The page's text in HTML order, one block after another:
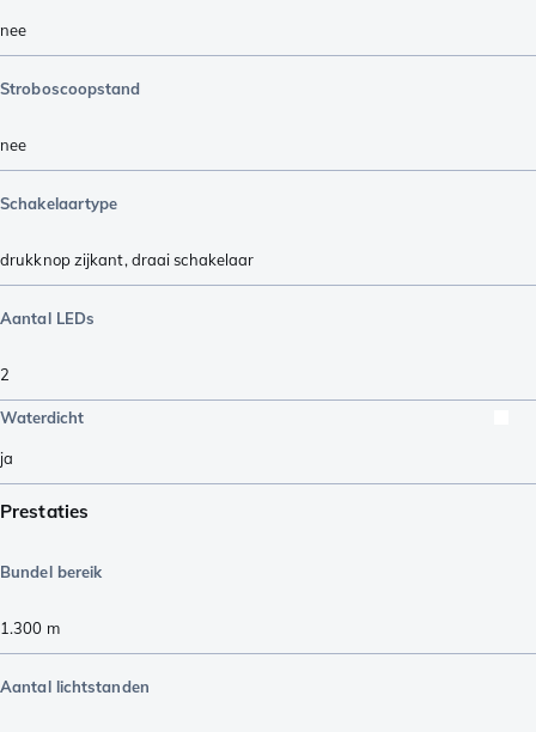
nee
Stroboscoopstand
nee
Schakelaartype
drukknop zijkant, draai schakelaar
Aantal LEDs
2
Waterdicht
ja
Prestaties
Bundel bereik
1.300 m
Aantal lichtstanden